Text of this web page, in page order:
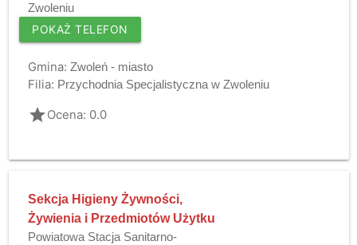
Zwoleniu
POKAŻ TELEFON
Gmina: Zwoleń - miasto
Filia: Przychodnia Specjalistyczna w Zwoleniu
gradeOcena: 0.0
Sekcja Higieny Żywności,
Żywienia i Przedmiotów Użytku
Powiatowa Stacja Sanitarno-